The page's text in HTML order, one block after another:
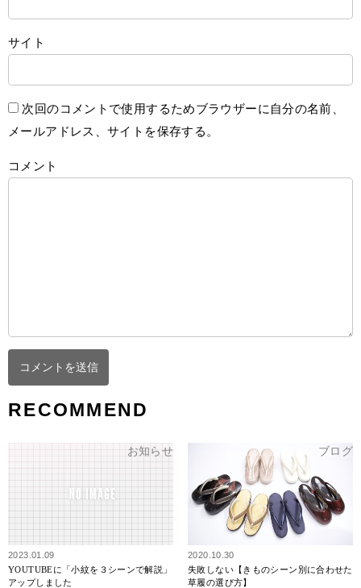
サイト
次回のコメントで使用するためブラウザーに自分の名前、
メールアドレス、サイトを保存する。
コメント
RECOMMEND
お知らせ
2023.01.09
YOUTUBEに「小紋を３シーンで解説」
アップしました
ブログ
2020.10.30
失敗しない【きものシーン別に合わせた
草履の選び方】